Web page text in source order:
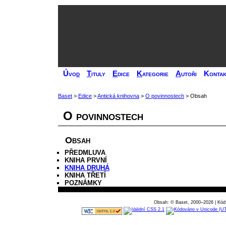
Úvod Tituly Edice Kategorie Autoři
Baset > Edice >Antická knihovna > O povinnostech > Obsah
O povinnostech
Obsah
PŘEDMLUVA
KNIHA PRVNÍ
KNIHA DRUHÁ
KNIHA TŘETÍ
POZNÁMKY
Obsah: © Baset, 2000–2026 |